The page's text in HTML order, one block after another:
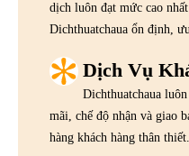
dịch luôn đạt mức cao
Dichthuatchaua ổn định,
Dịch Vụ
Dichthuatchaua
mãi, chế độ nhận và giao
hàng khách hàng thân thiết.